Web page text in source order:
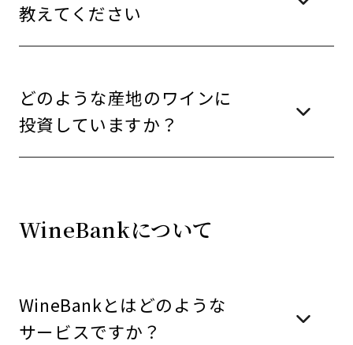
教えてください
どのような産地のワインに
投資していますか？
WineBankについて
WineBankとはどのような
サービスですか？